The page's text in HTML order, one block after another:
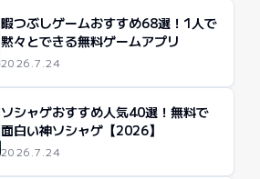
暇つぶしゲームおすすめ68選！1人で
黙々とできる無料ゲームアプリ
2026.7.24
ソシャゲおすすめ人気40選！無料で
面白い神ソシャゲ【2026】
2026.7.24